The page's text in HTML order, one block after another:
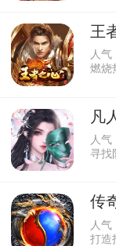
王
人气
燃烧
凡
人
寻找
传
人
打造